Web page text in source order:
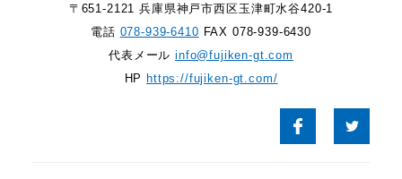
〒651-2121 兵庫県神戸市西区玉津町水谷420-1
電話 078-939-6410 FAX 078-939-6430
代表メールinfo@fujiken-gt.com
HP https://fujiken-gt.com/